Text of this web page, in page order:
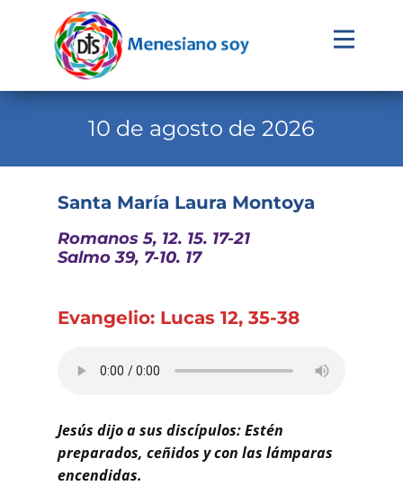
Evangelio
Familia Menesiana
Contacto
10 de agosto de 2026
Santa María Laura Montoya
Romanos 5, 12. 15. 17-21
Salmo 39, 7-10. 17
Evangelio: Lucas 12, 35-38
Jesús dijo a sus discípulos: Estén
preparados, ceñidos y con las lámparas
encendidas.